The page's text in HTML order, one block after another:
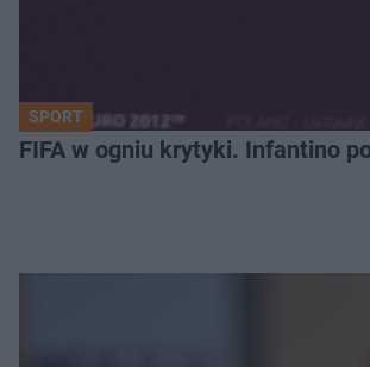
SPORT
FIFA w ogniu krytyki. Infantino